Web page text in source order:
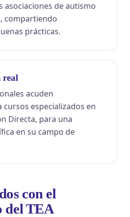
asociaciones de autismo
compartiendo
prácticas.
real
acuden
especializados en
Directa, para una
en su campo de
con el
del TEA